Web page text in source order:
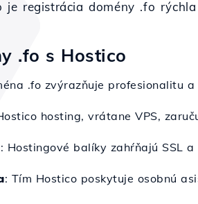
je registrácia domény .fo
.fo s Hostico
.fo zvýrazňuje profesionalitu
hosting, vrátane VPS,
: Hostingové balíky zahŕňajú SSL
: Tím Hostico poskytuje osobnú